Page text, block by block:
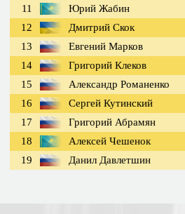
11 Юрий Жабин
12
Дмитрий Скок
13
Евгений Марков
14
Григорий Клеков
15
Александр Романенко
16
Сергей Кутинский
17
Григорий Абрамян
18
Алексей Чешенок
19
Данил Давлетшин